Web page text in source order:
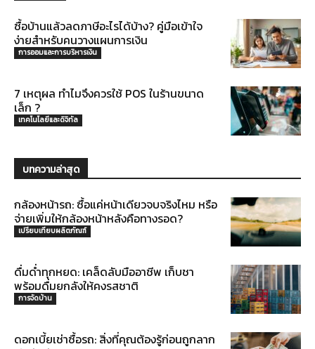
ซื้อบ้านแล้วลดภาษีอะไรได้บ้าง? คู่มือเข้าใจ
ง่ายสำหรับคนวางแผนการเงิน
การออมและการบริหารเงิน
7 เหตุผล ทำไมจึงควรใช้ POS ในร้านขนาด
เล็ก ?
เทคโนโลยีและดิจิทัล
บทความล่าสุด
กล้องหน้ารถ: ซื้อแค่หน้าเดียวจบจริงไหม หรือ
จ่ายเพิ่มให้กล้องหน้าหลังคือทางรอด?
เปรียบเทียบผลิตภัณฑ์
ดื่มด่ำทุกหยด: เคล็ดลับมืออาชีพ เก็บชา
พร้อมดื่มยกลังให้คงรสชาติ
การจัดบ้าน
ดอกเบี้ยเช่าซื้อรถ: สิ่งที่คุณต้องรู้ก่อนถูกลาก